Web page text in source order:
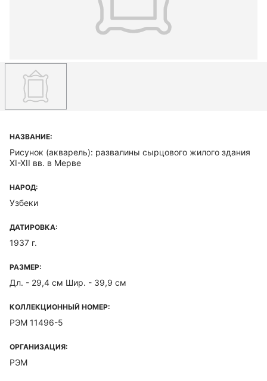
НАЗВАНИЕ:
Рисунок (акварель): развалины сырцового жилого здания
XI-XII вв. в Мерве
НАРОД:
Узбеки
ДАТИРОВКА:
1937 г.
РАЗМЕР:
Дл. - 29,4 см Шир. - 39,9 см
КОЛЛЕКЦИОННЫЙ НОМЕР:
РЭМ 11496-5
ОРГАНИЗАЦИЯ:
РЭМ